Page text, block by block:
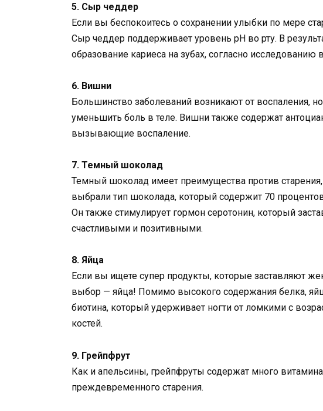
5. Сыр чеддер
Если вы беспокоитесь о сохранении улыбки по мере
Сыр чеддер поддерживает уровень рН во рту. В
образование кариеса на зубах, согласно исследованию
6. Вишни
Большинство заболеваний возникают от воспаления,
уменьшить боль в теле. Вишни также содержат
вызывающие воспаление.
7. Темный шоколад
Темный шоколад имеет преимущества против
выбрали тип шоколада, который содержит 70
Он также стимулирует гормон серотонин, который
счастливыми и позитивными.
8. Яйца
Если вы ищете супер продукты, которые заставляют
выбор — яйца! Помимо высокого содержания белка,
биотина, который удерживает ногти от ломкими с
костей.
9. Грейпфрут
Как и апельсины, грейпфруты содержат много
преждевременного старения.